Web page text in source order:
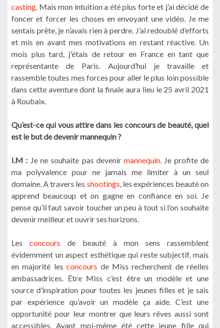
casting. Mais mon intuition a été plus forte et j’ai décidé de
foncer et forcer les choses en envoyant une vidéo. Je me
sentais prête, je n’avais rien à perdre. J’ai redoublé d’efforts
et mis en avant mes motivations en restant réactive. Un
mois plus tard, j'étais de retour en France en tant que
représentante de Paris. Aujourd’hui je travaille et
rassemble toutes mes forces pour aller le plus loin possible
dans cette aventure dont la finale aura lieu le 25 avril 2021
à Roubaix.
Qu’est-ce qui vous attire dans les concours de beauté, quel
est le but de devenir mannequin ?
I.M : Je ne souhaite pas devenirmannequin. Je profite de
ma polyvalence pour ne jamais me limiter à un seul
domaine. A travers les shootings, les expériences beauté on
apprend beaucoup et on gagne en confiance en soi. Je
pense qu’il faut savoir toucher un peu à tout si l’on souhaite
devenir meilleur et ouvrir ses horizons.
Les concours de beauté à mon sens rassemblent
évidemment un aspect esthétique qui reste subjectif, mais
en majorité lesconcours de Miss recherchent de réelles
ambassadrices. Être Miss c’est être un modèle et une
source d’inspiration pour toutes les jeunes filles et je sais
par expérience qu’avoir un modèle ça aide. C’est une
opportunité pour leur montrer que leurs rêves aussi sont
accessibles. Ayant moi-même été cette jeune fille qui